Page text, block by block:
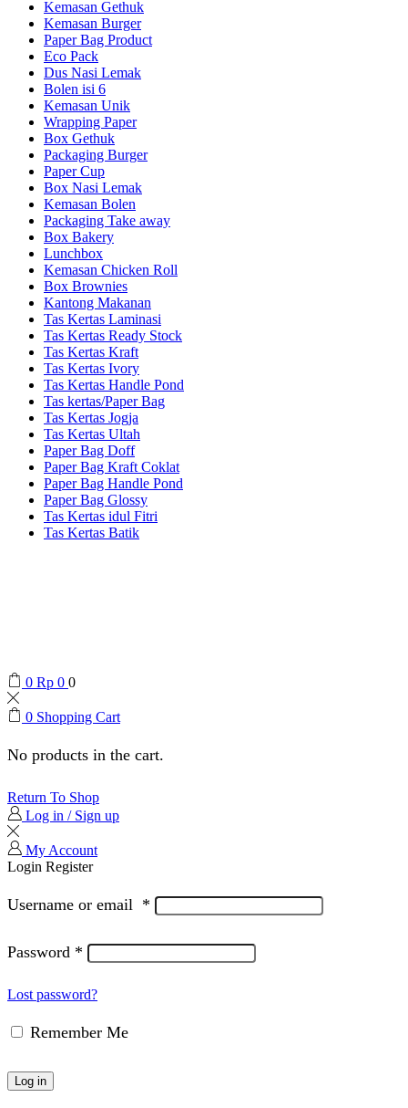
Kemasan Gethuk
Kemasan Burger
Paper Bag Product
Eco Pack
Dus Nasi Lemak
Bolen isi 6
Kemasan Unik
Wrapping Paper
Box Gethuk
Packaging Burger
Paper Cup
Box Nasi Lemak
Kemasan Bolen
Packaging Take away
Box Bakery
Lunchbox
Kemasan Chicken Roll
Box Brownies
Kantong Makanan
Tas Kertas Laminasi
Tas Kertas Ready Stock
Tas Kertas Kraft
Tas Kertas Ivory
Tas Kertas Handle Pond
Tas kertas/Paper Bag
Tas Kertas Jogja
Tas Kertas Ultah
Paper Bag Doff
Paper Bag Kraft Coklat
Paper Bag Handle Pond
Paper Bag Glossy
Tas Kertas idul Fitri
Tas Kertas Batik
0 Rp 0 0
0 Shopping Cart
No products in the cart.
Return To Shop
Log in / Sign up
My Account
Login Register
Username or email *
Password *
Lost password?
Remember Me
Log in